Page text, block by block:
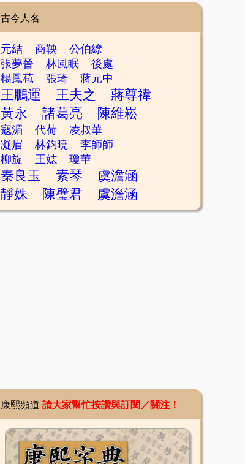
古今人名
元結 商鞅
公伯繚
張夢晉
林風眠
後處
楊鳳苞
張琦 蔣元中
王鵬運 王夫之
蔣尊禕
黃永
諸葛亮 陳維崧
寇湄 代荷
凌叔華
凝眉
林鈞曉
李師師
柳旋
王娡 瓊華
秦良玉 素琴
虞澹涵
靜姝
陳璧君 虞澹涵
康熙頻道 請大家幫忙按讚與訂閱／關注！